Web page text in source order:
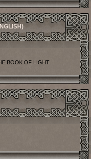
BOOK OF LIGHT